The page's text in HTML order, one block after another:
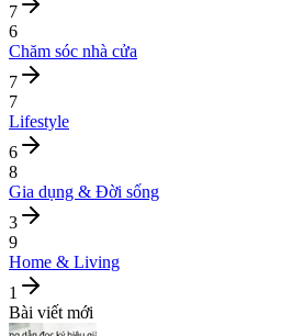
7
6
Chăm sóc nhà cửa
7
7
Lifestyle
6
8
Gia dụng & Đời sống
3
9
Home & Living
1
Bài viết mới